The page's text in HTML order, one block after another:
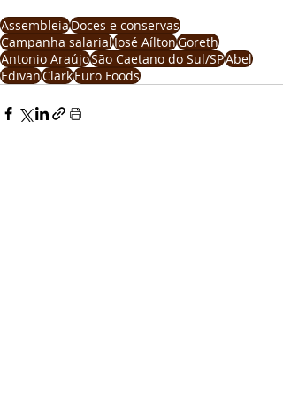
AssembleiaDoces e conservas
Campanha salarialJosé AíltonGoreth
Antonio AraújoSão Caetano do Sul/SPAbel
EdivanClarkEuro Foods